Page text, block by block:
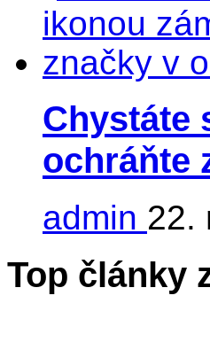
Chystáte
ochráňte
admin 22.
Top články